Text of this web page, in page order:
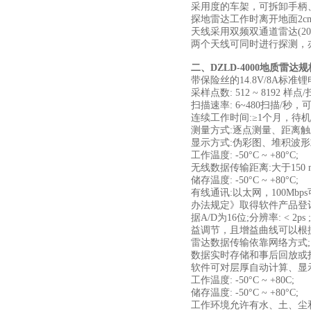
采用度的车架，可拆卸手
探地雷达工作时离开地面
天线采用双频双通道雷达
两个天线可同时进行探测
二、DZLD-4000地质雷达规
带保险丝的14.8V/8A标准锂
采样点数: 512 ~ 8192 样点/
扫描速率: 6~480扫描/秒，
连续工作时间:≥1个月，待
测量方式:逐点测量、距离
显示方式:伪彩图、堆积波
工作温度: -50°C ~ +80°C;
无线数据传输距离:大于150
储存温度: -50°C ~ +80°C;
有线通讯:以太网，
办法规定》取得软件产品
据A/D为16位;分辨率: <
益调节，且增益曲线可以
雷达数据传输依靠网络方式;
数据实时存储和事后回放或
软件可对层厚自动计算、显
工作温度: -50°C ~ +80C;
储存温度: -50°C ~ +80°C;
工作环境允许有水、土、尘